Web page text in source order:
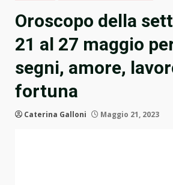
Oroscopo della
21 al 27 maggio
segni, amore,
fortuna
Caterina Galloni Maggio 21, 2023